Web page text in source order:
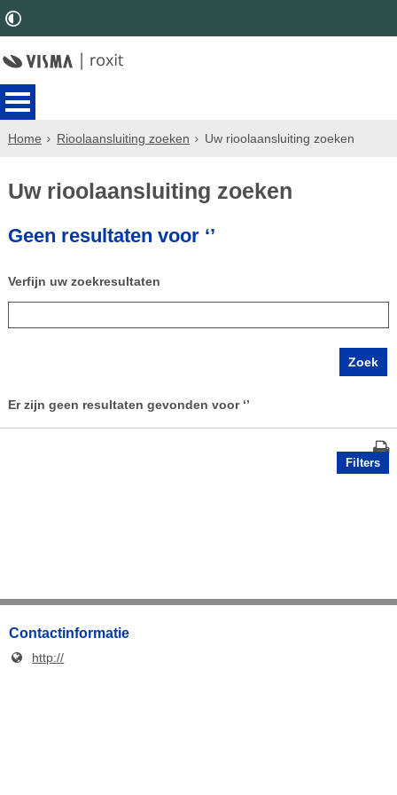
Home Rioolaansluiting zoeken Uw rioolaansluiting zoeken
Uw rioolaansluiting zoeken
Geen resultaten voor ‘’
Verfijn uw zoekresultaten
Er zijn geen resultaten gevonden voor ‘’
Filters
Contactinformatie
http://